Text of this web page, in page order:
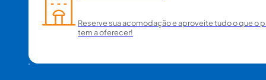
Reserve sua acomodação e aproveite tudo o que o
tem a oferecer!